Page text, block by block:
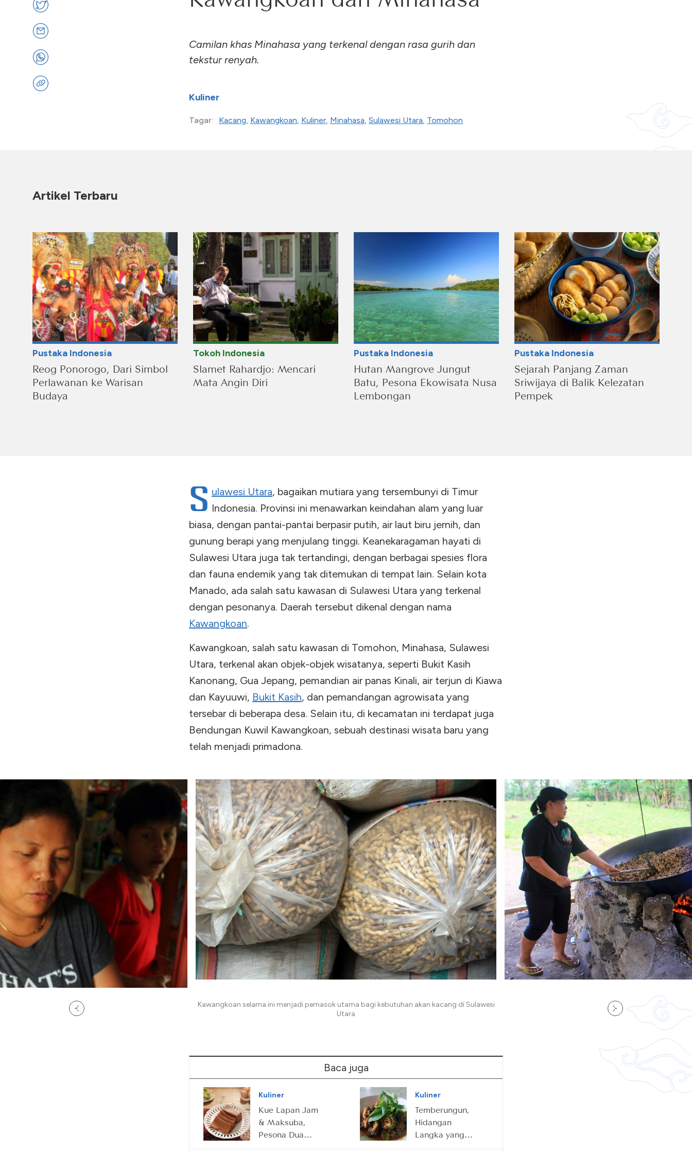
Camilan khas Minahasa yang terkenal dengan rasa gurih dan
tekstur renyah.
Kuliner
Tagar: Kacang Kawangkoan Kuliner Minahasa Sulawesi Utara Tomohon
Artikel Terbaru
Pustaka Indonesia
Reog Ponorogo, Dari Simbol
Perlawanan ke Warisan
Budaya
Tokoh Indonesia
Slamet Rahardjo: Mencari
Mata Angin Diri
Pustaka Indonesia
Hutan Mangrove Jungut
Batu, Pesona Ekowisata Nusa
Lembongan
Pustaka Indonesia
Sejarah Panjang Zaman
Sriwijaya di Balik Kelezatan
Pempek
S ulawesi Utara, bagaikan mutiara yang tersembunyi di Timur
Indonesia. Provinsi ini menawarkan keindahan alam yang luar
biasa, dengan pantai-pantai berpasir putih, air laut biru jernih, dan
gunung berapi yang menjulang tinggi. Keanekaragaman hayati di
Sulawesi Utara juga tak tertandingi, dengan berbagai spesies flora
dan fauna endemik yang tak ditemukan di tempat lain. Selain kota
Manado, ada salah satu kawasan di Sulawesi Utara yang terkenal
dengan pesonanya. Daerah tersebut dikenal dengan nama
Kawangkoan.
Kawangkoan, salah satu kawasan di Tomohon, Minahasa, Sulawesi
Utara, terkenal akan objek-objek wisatanya, seperti Bukit Kasih
Kanonang, Gua Jepang, pemandian air panas Kinali, air terjun di Kiawa
dan Kayuuwi, Bukit Kasih, dan pemandangan agrowisata yang
tersebar di beberapa desa. Selain itu, di kecamatan ini terdapat juga
Bendungan Kuwil Kawangkoan, sebuah destinasi wisata baru yang
telah menjadi primadona.
Kawangkoan selama ini menjadi pemasok utama bagi kebutuhan akan kacang di Sulawesi
Utara
Baca juga
Kuliner
Kue Lapan Jam
& Maksuba,
Pesona Dua
Kuliner
Temberungun,
Hidangan
Langka yang